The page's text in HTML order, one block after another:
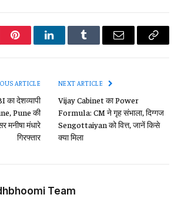
PinterestLinkedInTumblr Email
Copy
ARTICLE
का देशव्यापी
Pune की
मनीषा मंधारे
गिरफ्तार
NEXT ARTICLE
Vijay Cabinet का Power
Formula: CM ने गृह संभाला, दिग्गज
Sengottaiyan को वित्त, जानें किसे
क्या मिला
Team